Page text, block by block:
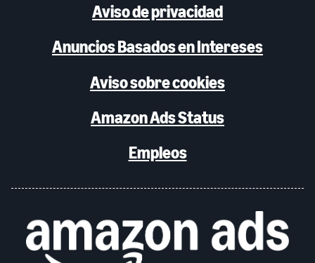
Aviso de privacidad
Anuncios Basados en Intereses
Aviso sobre cookies
Amazon Ads Status
Empleos